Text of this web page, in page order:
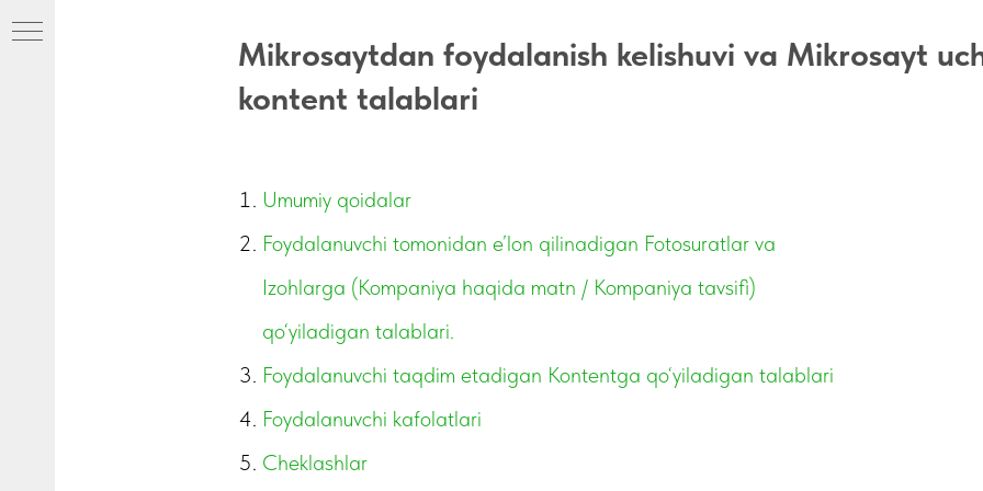
Mikrosaytdan foydalanish kelishuvi va Mikrosayt
kontent talablari
Umumiy qoidalar
Foydalanuvchi tomonidan e’lon qilinadigan Fotosuratlar va
Izohlarga (Kompaniya haqida matn / Kompaniya tavsifi)
qo‘yiladigan talablari.
Foydalanuvchi taqdim etadigan Kontentga qo‘yiladigan talablari
Foydalanuvchi kafolatlari
Cheklashlar